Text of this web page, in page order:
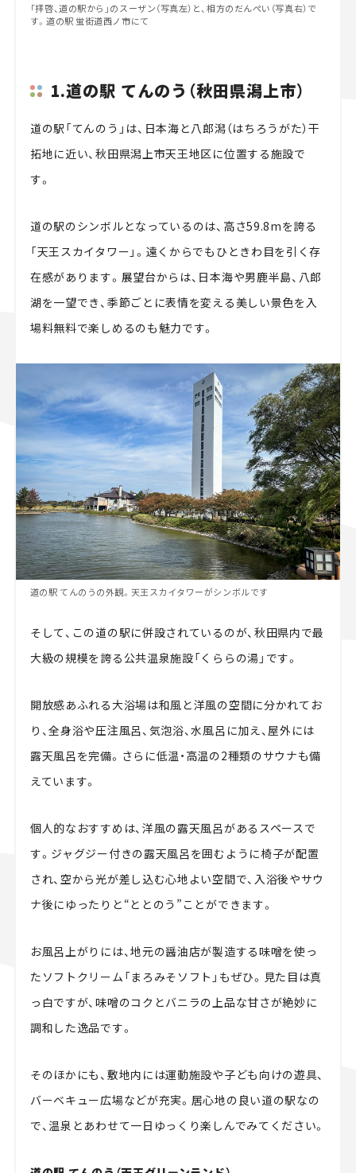
「拝啓、道の駅から」のスーザン（写真左）と、相方のだんぺい（写真右）で
す。道の駅 蛍街道西ノ市にて
1.道の駅 てんのう（秋田県潟上市）
道の駅「てんのう」は、日本海と八郎潟（はちろうがた）干
拓地に近い、秋田県潟上市天王地区に位置する施設で
す。
道の駅のシンボルとなっているのは、高さ59.8mを誇る
「天王スカイタワー」。遠くからでもひときわ目を引く存
在感があります。展望台からは、日本海や男鹿半島、八郎
湖を一望でき、季節ごとに表情を変える美しい景色を入
場料無料で楽しめるのも魅力です。
道の駅 てんのうの外観。天王スカイタワーがシンボルです
そして、この道の駅に併設されているのが、秋田県内で最
大級の規模を誇る公共温泉施設「くららの湯」です。
開放感あふれる大浴場は和風と洋風の空間に分かれてお
り、全身浴や圧注風呂、気泡浴、水風呂に加え、屋外には
露天風呂を完備。さらに低温・高温の2種類のサウナも備
えています。
個人的なおすすめは、洋風の露天風呂があるスペースで
す。ジャグジー付きの露天風呂を囲むように椅子が配置
され、空から光が差し込む心地よい空間で、入浴後やサウ
ナ後にゆったりと“ととのう”ことができます。
お風呂上がりには、地元の醤油店が製造する味噌を使っ
たソフトクリーム「まろみそソフト」もぜひ。見た目は真
っ白ですが、味噌のコクとバニラの上品な甘さが絶妙に
調和した逸品です。
そのほかにも、敷地内には運動施設や子ども向けの遊具、
バーベキュー広場などが充実。居心地の良い道の駅なの
で、温泉とあわせて一日ゆっくり楽しんでみてください。